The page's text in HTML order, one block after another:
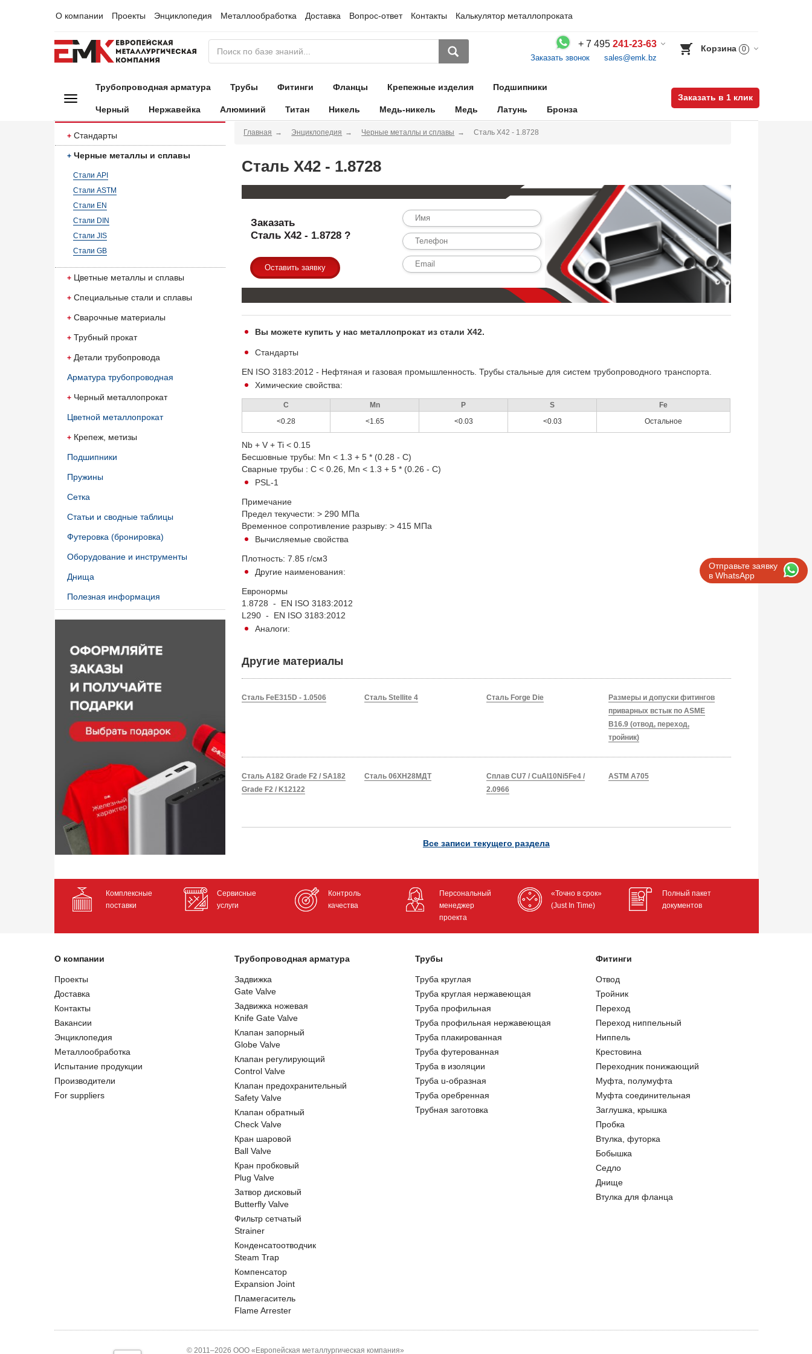
О компании Проекты Энциклопедия Металлообработка Доставка Вопрос-ответ Контакты Калькулятор металлопроката
+ 7 495 241-23-63
Заказать звонок sales@emk.bz
Корзина 0
Трубопроводная арматура Трубы Фитинги Фланцы Крепежные изделия Подшипники
Черный Нержавейка Алюминий Титан Никель Медь-никель Медь Латунь Бронза
Заказать в 1 клик
Стандарты
Черные металлы и сплавы
Стали API
Стали ASTM
Стали EN
Стали DIN
Стали JIS
Стали GB
Цветные металлы и сплавы
Специальные стали и сплавы
Сварочные материалы
Трубный прокат
Детали трубопровода
Арматура трубопроводная
Черный металлопрокат
Цветной металлопрокат
Крепеж, метизы
Подшипники
Пружины
Сетка
Статьи и сводные таблицы
Футеровка (бронировка)
Оборудование и инструменты
Днища
Полезная информация
Отправьте заявку
в WhatsApp
Главная Энциклопедия Черные металлы и сплавы Сталь X42 - 1.8728
Сталь X42 - 1.8728
Заказать
Сталь X42 - 1.8728 ?
Оставить заявку
Вы можете купить у нас металлопрокат из стали X42.
Стандарты
EN ISO 3183:2012 - Нефтяная и газовая промышленность. Трубы стальные для систем трубопроводного транспорта.
Химические свойства:
C Mn P S
Fe
<0.28
<1.65 <0.03 <0.03 Остальное
Nb + V + Ti < 0.15
Бесшовные трубы: Mn < 1.3 + 5 * (0.28 - C)
Сварные трубы : C < 0.26, Mn < 1.3 + 5 * (0.26 - C)
PSL-1
Примечание
Предел текучести: > 290 МПа
Временное сопротивление разрыву: > 415 МПа
Вычисляемые свойства
Плотность: 7.85 г/см3
Другие наименования:
Евронормы
1.8728 - EN ISO 3183:2012
L290 - EN ISO 3183:2012
Аналоги:
Другие материалы
Сталь FeE315D - 1.0506 Сталь Stellite 4 Сталь Forge Die
Размеры и допуски фитингов
приварных встык по ASME
B16.9 (отвод, переход,
тройник)
Сталь A182 Grade F2 / SA182
Grade F2 / K12122
Сталь 06ХН28МДТ
Сплав CU7 / CuAI10Ni5Fe4 /
2.0966
ASTM A705
Все записи текущего раздела
Комплексные
поставки
Сервисные
услуги
Контроль
качества
Персональный
менеджер
проекта
«Точно в срок»
(Just In Time)
Полный пакет
документов
О компании
Проекты
Доставка
Контакты
Вакансии
Энциклопедия
Металлообработка
Испытание продукции
Производители
For suppliers
Трубопроводная арматура
Задвижка
Gate Valve
Задвижка ножевая
Knife Gate Valve
Клапан запорный
Globe Valve
Клапан регулирующий
Control Valve
Клапан предохранительный
Safety Valve
Клапан обратный
Check Valve
Кран шаровой
Ball Valve
Кран пробковый
Plug Valve
Затвор дисковый
Butterfly Valve
Фильтр сетчатый
Strainer
Конденсатоотводчик
Steam Trap
Компенсатор
Expansion Joint
Пламегаситель
Flame Arrester
Трубы
Труба круглая
Труба круглая нержавеющая
Труба профильная
Труба профильная нержавеющая
Труба плакированная
Труба футерованная
Труба в изоляции
Труба u-образная
Труба оребренная
Трубная заготовка
Фитинги
Отвод
Тройник
Переход
Переход ниппельный
Ниппель
Крестовина
Переходник понижающий
Муфта, полумуфта
Муфта соединительная
Заглушка, крышка
Пробка
Втулка, футорка
Бобышка
Седло
Днище
Втулка для фланца
© 2011–2026 ООО «Европейская металлургическая компания»